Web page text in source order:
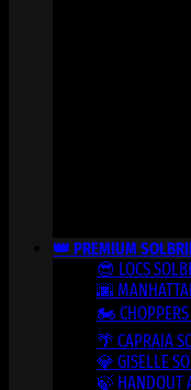
👑 PREMIUM
😎 LOCS
🌆
🏍️ CHOPPERS
🌴 CAPRAIA
💎 GISELLE
🍃 HANDOUT